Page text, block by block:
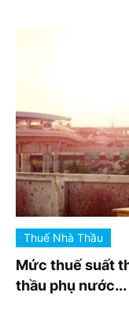
Thuế Nhà Thầu
Mức thuế suất
thầu phụ nước...